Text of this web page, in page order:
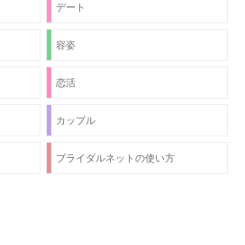
デート
容姿
恋活
カップル
ブライダルネットの使い方